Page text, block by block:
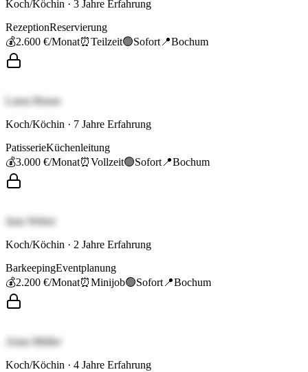
Koch/Köchin · 3 Jahre Erfahrung
RezeptionReservierung
💰2.600 €/Monat⏰Teilzeit🟢Sofort 📍Bochum
Laura Braun
Koch/Köchin · 7 Jahre Erfahrung
PatisserieKüchenleitung
💰3.000 €/Monat⏰Vollzeit🟢Sofort 📍Bochum
Jana Weber
Koch/Köchin · 2 Jahre Erfahrung
BarkeepingEventplanung
💰2.200 €/Monat⏰Minijob🟢Sofort 📍Bochum
Anna Müller
Koch/Köchin · 4 Jahre Erfahrung